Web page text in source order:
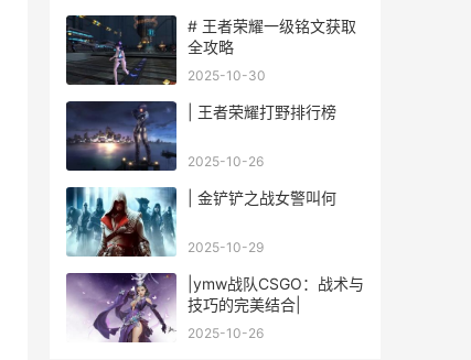
# 王者荣耀一级铭文获取
全攻略
2025-10-30
| 王者荣耀打野排行榜
2025-10-26
| 金铲铲之战女警叫何
2025-10-29
|ymw战队CSGO：战术与
技巧的完美结合|
2025-10-26